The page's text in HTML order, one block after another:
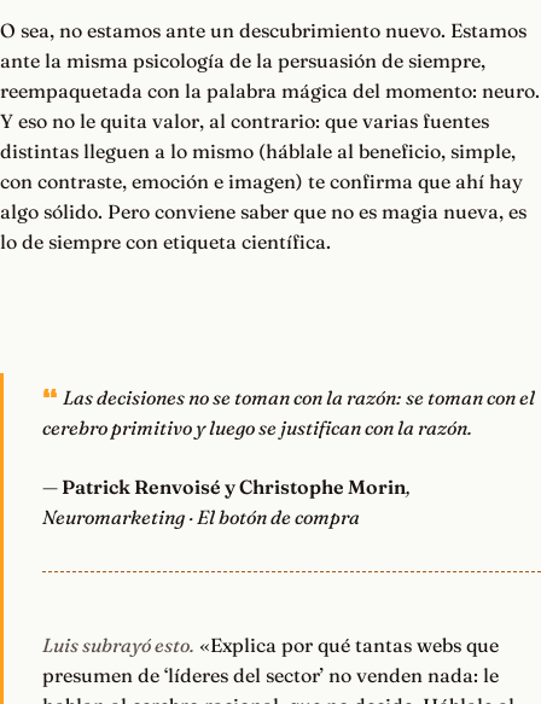
O sea, no estamos ante un descubrimiento nuevo. Estamos
ante la misma psicología de la persuasión de siempre,
reempaquetada con la palabra mágica del momento: neuro.
Y eso no le quita valor, al contrario: que varias fuentes
distintas lleguen a lo mismo (háblale al beneficio, simple,
con contraste, emoción e imagen) te confirma que ahí hay
algo sólido. Pero conviene saber que no es magia nueva, es
lo de siempre con etiqueta científica.
Las decisiones no se toman con la razón: se toman con el
cerebro primitivo y luego se justifican con la razón.
— Patrick Renvoisé y Christophe Morin,
Neuromarketing · El botón de compra
Luis subrayó esto. «Explica por qué tantas webs que
presumen de ‘líderes del sector’ no venden nada: le